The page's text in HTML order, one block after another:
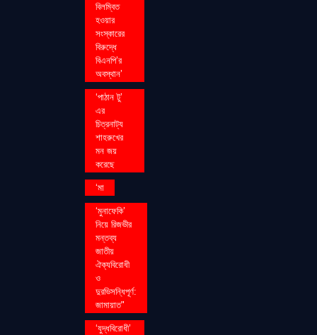
বিলম্বিত
হওয়ার
সংস্কারের
বিরুদ্ধে
বিএনপি’র
অবস্থান’
‘পাঠান টু’
এর
চিত্রনাট্য
শাহরুখের
মন জয়
করেছে
‘মা
‘মুনাফেকি’
নিয়ে রিজভীর
মন্তব্য
জাতীয়
ঐক্যবিরোধী
ও
দুরভিসন্ধিপূর্ণ:
জামায়াত"
‘যুদ্ধবিরোধী’